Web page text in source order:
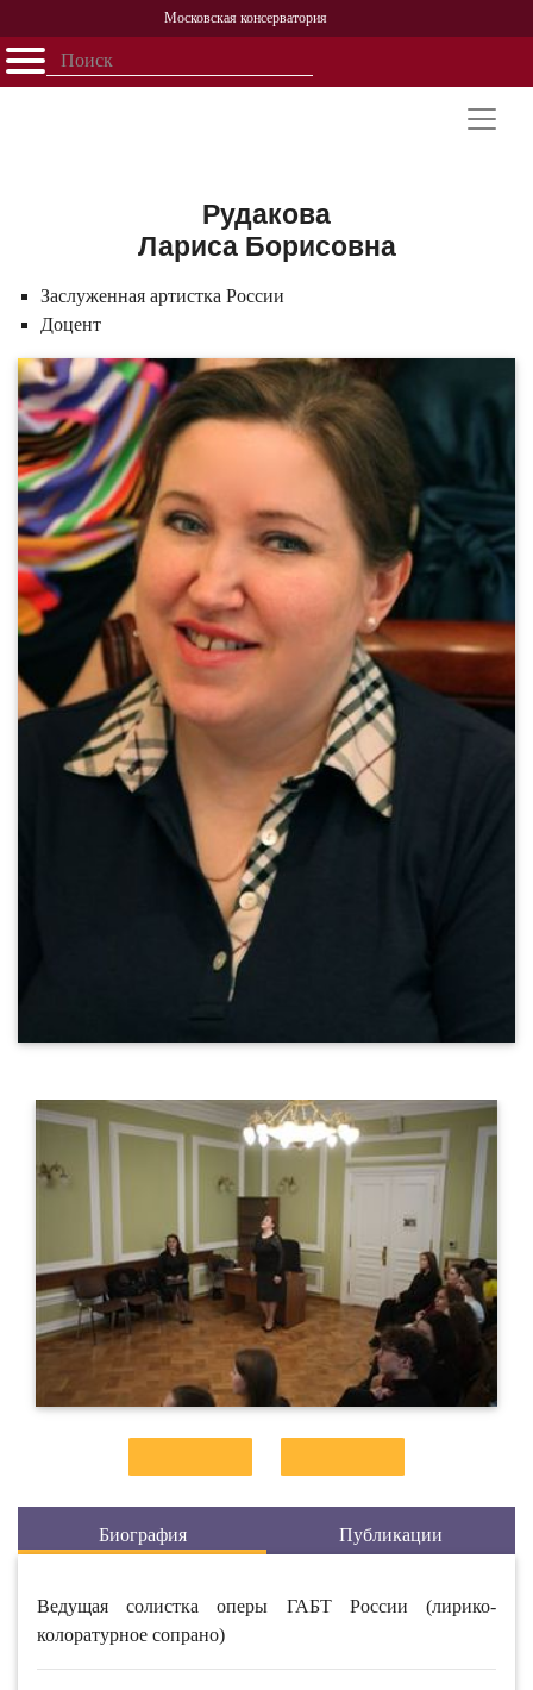
Московская консерватория
Открыть - закрыть
Персоналии
История
Рудакова
Лариса Борисовна
Заслуженная артистка России
Доцент
Биография Публикации
Ведущая солистка оперы ГАБТ России (лирико-
колоратурное сопрано)